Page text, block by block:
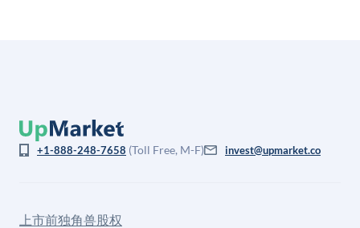
+1-888-248-7658 (Toll Free, M-F) invest@upmarket.co
上市前独角兽股权